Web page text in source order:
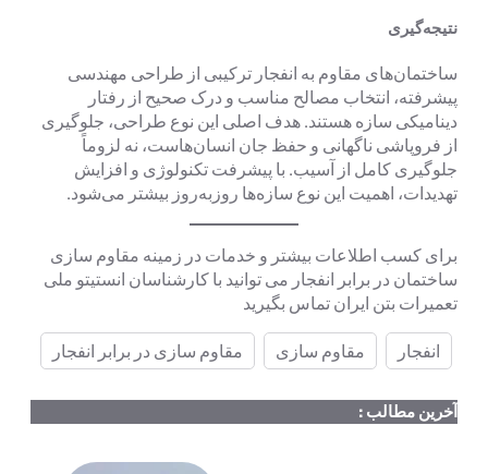
نتیجه‌گیری
ساختمان‌های مقاوم به انفجار ترکیبی از طراحی مهندسی
پیشرفته، انتخاب مصالح مناسب و درک صحیح از رفتار
دینامیکی سازه هستند. هدف اصلی این نوع طراحی، جلوگیری
از فروپاشی ناگهانی و حفظ جان انسان‌هاست، نه لزوماً
جلوگیری کامل از آسیب. با پیشرفت تکنولوژی و افزایش
تهدیدات، اهمیت این نوع سازه‌ها روزبه‌روز بیشتر می‌شود.
برای کسب اطلاعات بیشتر و خدمات در زمینه مقاوم سازی
ساختمان در برابر انفجار می توانید با کارشناسان انستیتو ملی
تعمیرات بتن ایران تماس بگیرید
انفجار مقاوم سازی مقاوم سازی در برابر انفجار
آخرین مطالب :